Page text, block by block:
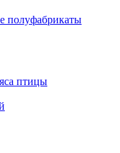
полуфабрикаты
птицы